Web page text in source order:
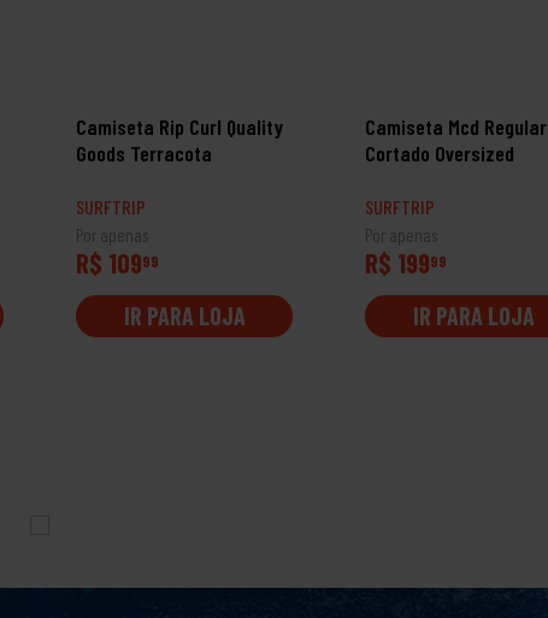
Camiseta Rip Curl Quality
Goods Terracota
SURFTRIP
Por apenas
R$ 10999
IR PARA LOJA
Camiseta Mcd Regular
Cortado Oversized
SURFTRIP
Por apenas
R$ 19999
IR PARA LOJA